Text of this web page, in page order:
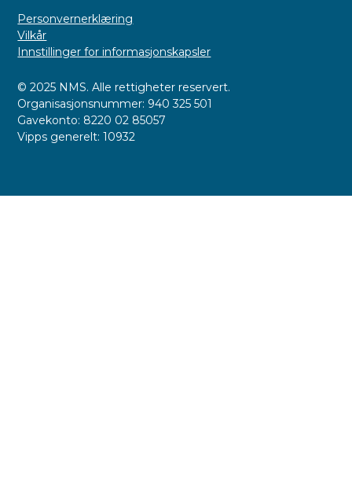
© 2025 NMS. Alle rettigheter reservert.
Organisasjonsnummer: 940 325 501
Gavekonto: 8220 02 85057
Vipps generelt: 10932
Personvernerklæring
Vilkår
Innstillinger for informasjonskapsler